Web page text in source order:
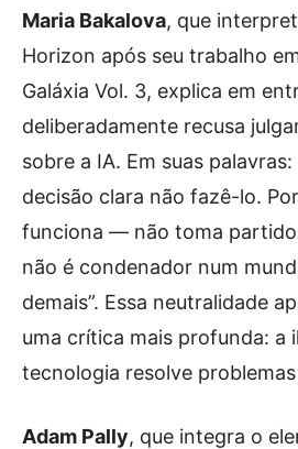
Maria Bakalova, que
Horizon após seu trabalho
Galáxia Vol. 3, explica em
deliberadamente recusa
sobre a IA. Em suas palavras:
decisão clara não fazê-lo.
funciona — não toma
não é condenador num
demais”. Essa neutralidade
uma crítica mais profunda: a
tecnologia resolve
Adam Pally, que integra o